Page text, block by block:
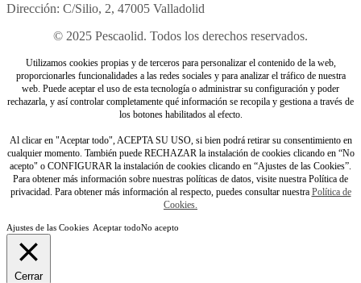
Dirección: C/Silio, 2, 47005 Valladolid
© 2025 Pescaolid. Todos los derechos reservados.
Utilizamos cookies propias y de terceros para personalizar el contenido de la web,
proporcionarles funcionalidades a las redes sociales y para analizar el tráfico de nuestra
web. Puede aceptar el uso de esta tecnología o administrar su configuración y poder
rechazarla, y así controlar completamente qué información se recopila y gestiona a través de
los botones habilitados al efecto.
Al clicar en "Aceptar todo", ACEPTA SU USO, si bien podrá retirar su consentimiento en
cualquier momento. También puede RECHAZAR la instalación de cookies clicando en “No
acepto" o CONFIGURAR la instalación de cookies clicando en “Ajustes de las Cookies”.
Para obtener más información sobre nuestras políticas de datos, visite nuestra Política de
privacidad. Para obtener más información al respecto, puedes consultar nuestra Política de
Cookies.
Ajustes de las Cookies Aceptar todoNo acepto
Cerrar